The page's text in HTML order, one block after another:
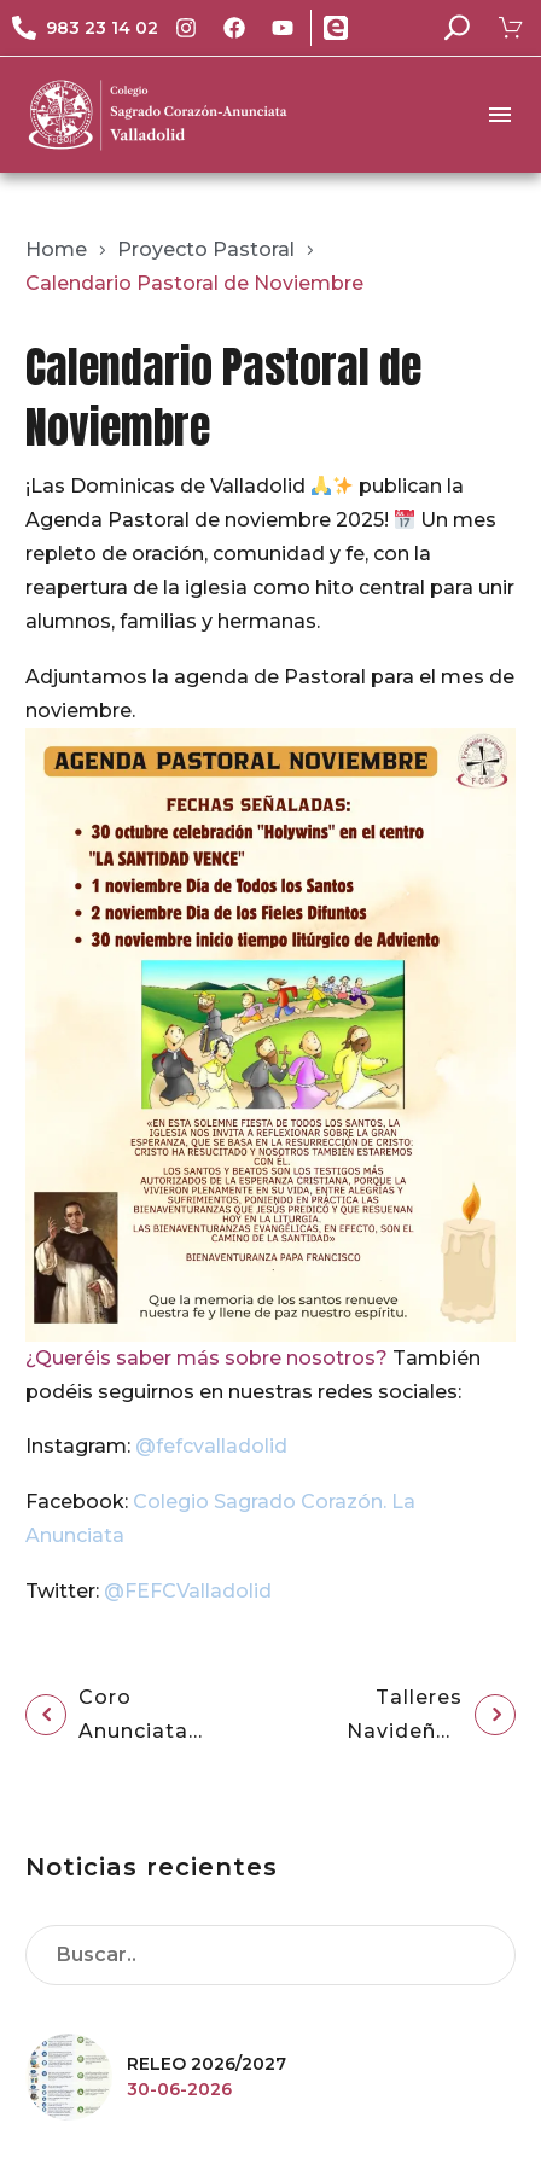
983 23 14 02
Home
Proyecto Pastoral
Calendario Pastoral de Noviembre
Calendario Pastoral de
Noviembre
¡Las Dominicas de Valladolid
publican la
Agenda Pastoral de noviembre 2025!
Un mes
repleto de oración, comunidad y fe, con la
reapertura de la iglesia como hito central para unir
alumnos, familias y hermanas.
Adjuntamos la agenda de Pastoral para el mes de
noviembre.
¿Queréis saber más sobre nosotros? También
podéis seguirnos en nuestras redes sociales:
Instagram: @fefcvalladolid
Facebook: Colegio Sagrado Corazón. La
Anunciata
Twitter: @FEFCValladolid
Coro
Anunciata
Talleres
Navideños
Noticias recientes
RELEO 2026/2027
30-06-2026